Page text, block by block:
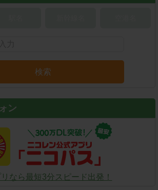
検索
ン
なら最短3分スピード出発！